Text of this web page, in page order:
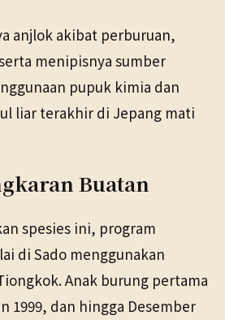
anjlok akibat perburuan,
menipisnya sumber
pupuk kimia dan
liar terakhir di Jepang mati
Buatan
spesies ini, program
di Sado menggunakan
Anak burung pertama
1999, dan hingga Desember